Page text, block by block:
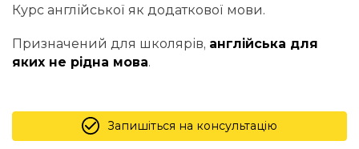
Курс англійської як додаткової мови.
Призначений для школярів, англійська для
яких не рідна мова.
Запишіться на консультацію